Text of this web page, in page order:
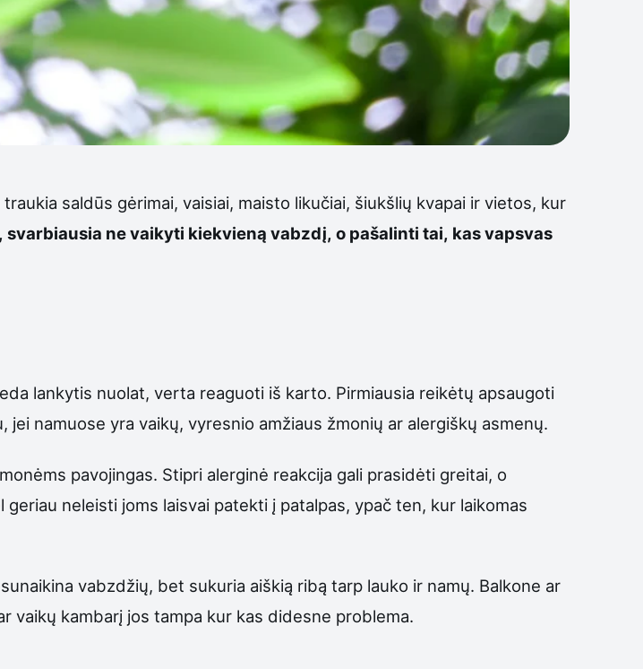
saldūs gėrimai, vaisiai, maisto likučiai, šiukšlių kvapai ir vietos, kur
ne vaikyti kiekvieną vabzdį, o pašalinti tai, kas vapsvas
lankytis nuolat, verta reaguoti iš karto. Pirmiausia reikėtų apsaugoti
namuose yra vaikų, vyresnio amžiaus žmonių ar alergiškų asmenų.
pavojingas. Stipri alerginė reakcija gali prasidėti greitai, o
neleisti joms laisvai patekti į patalpas, ypač ten, kur laikomas
vabzdžių, bet sukuria aiškią ribą tarp lauko ir namų. Balkone ar
vaikų kambarį jos tampa kur kas didesne problema.